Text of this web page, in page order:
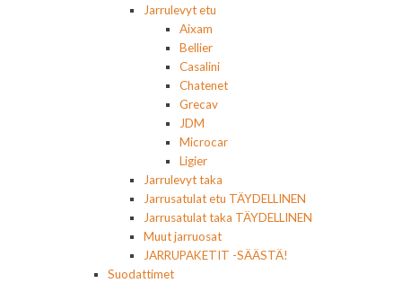
Jarrulevyt etu
Aixam
Bellier
Casalini
Chatenet
Grecav
JDM
Microcar
Ligier
Jarrulevyt taka
Jarrusatulat etu TÄYDELLINEN
Jarrusatulat taka TÄYDELLINEN
Muut jarruosat
JARRUPAKETIT -SÄÄSTÄ!
Suodattimet